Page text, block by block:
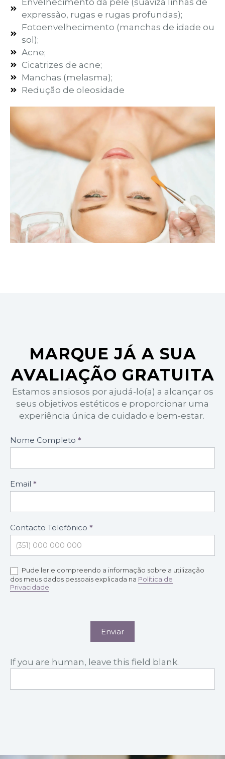
expressão, rugas e rugas profundas);
Fotoenvelhecimento (manchas de idade ou
sol);
Acne;
Cicatrizes de acne;
Manchas (melasma);
Redução de oleosidade
MARQUE JÁ A SUA
AVALIAÇÃO GRATUITA
Estamos ansiosos por ajudá-lo(a) a alcançar os
seus objetivos estéticos e proporcionar uma
experiência única de cuidado e bem-estar.
Formulário
Nome Completo *
Email *
Contacto Telefónico *
Pude ler e compreendo a informação sobre a utilização
dos meus dados pessoais explicada na Política de
Privacidade
Enviar
If you are human, leave this field blank.